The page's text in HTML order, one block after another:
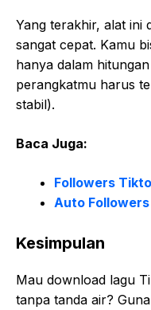
Yang terakhir, alat ini
sangat cepat. Kamu
hanya dalam
perangkatmu harus
stabil).
Baca Juga:
Followers
Auto
Kesimpulan
Mau download lagu
tanpa tanda air?